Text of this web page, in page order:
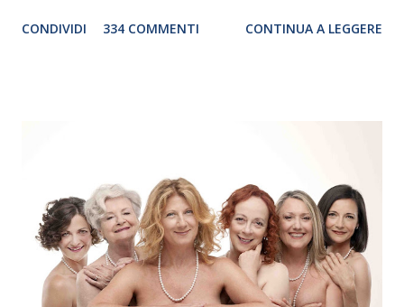
debutterà il 10 settembre a Heiden, in Germania, e toccherà, in
“Settembre dell’Accademia” dove si esibirà per il secondo anno
consecutivo. Il pubblico milanese avrà il piacere di applaudire i
giovani artisti della Baltic Sea Youth Philharmonic per la quarta
volta. L’orchestra, fondata nel 2008 da Kristjan Järvi (affiancato
da un prestigioso consiglio di consulent...
CONDIVIDI 334 COMMENTI CONTINUA A LEGGERE